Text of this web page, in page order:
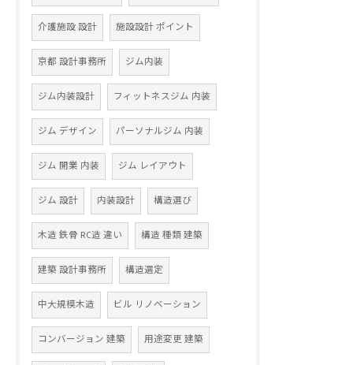
介護施設 設計 施設設計 ポイント
京都 設計事務所 ジム内装
ジム内装設計 フィットネスジム 内装
ジム デザイン パーソナルジム 内装
ジム 開業 内装 ジム レイアウト
ジム 設計 内装設計 構造選び
木造 鉄骨 RC造 違い 構造 種類 建築
建築 設計事務所 構造選定
中大規模木造 ビル リノベーション
コンバージョン 建築 用途変更 建築